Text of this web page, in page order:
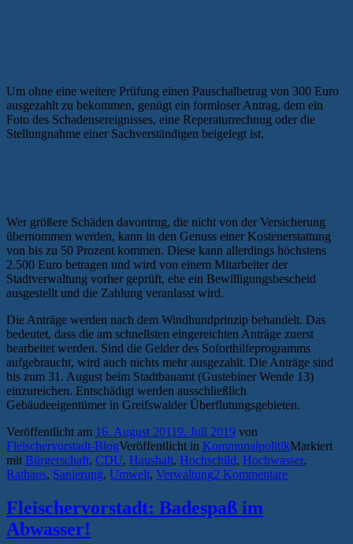
Um ohne eine weitere Prüfung einen Pauschalbetrag von 300 Euro
ausgezahlt zu bekommen, genügt ein formloser Antrag, dem ein
Foto des Schadensereignisses, eine Reperaturrechnug oder die
Stellungnahme einer Sachverständigen beigelegt ist.
Wer größere Schäden davontrug, die nicht von der Versicherung
übernommen werden, kann in den Genuss einer Kostenerstattung
von bis zu 50 Prozent kommen. Diese kann allerdings höchstens
2.500 Euro betragen und wird von einem Mitarbeiter der
Stadtverwaltung vorher geprüft, ehe ein Bewilligungsbescheid
ausgestellt und die Zahlung veranlasst wird.
Die Anträge werden nach dem Windhundprinzip behandelt. Das
bedeutet, dass die am schnellsten eingereichten Anträge zuerst
bearbeitet werden. Sind die Gelder des Soforthilfeprogramms
aufgebraucht, wird auch nichts mehr ausgezahlt. Die Anträge sind
bis zum 31. August beim Stadtbauamt (Gustebiner Wende 13)
einzureichen. Entschädigt werden ausschließlich
Gebäudeeigentümer in Greifswalder Überflutungsgebieten.
Veröffentlicht am 16. August 20119. Juli 2019 von
Fleischervorstadt-BlogVeröffentlicht in KommunalpolitikMarkiert
mit Bürgerschaft, CDU, Haushalt, Hochschild, Hochwasser,
Rathaus, Sanierung, Umwelt, Verwaltung2 Kommentare
Fleischervorstadt: Badespaß im
Abwasser!